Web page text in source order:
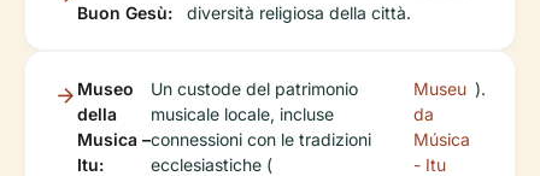
Buon Gesù:
diversità religiosa della città.
Museo
della
Musica –
Itu:
Un custode del patrimonio
musicale locale, incluse
connessioni con le tradizioni
ecclesiastiche (
Museu
da
Música
- Itu
).